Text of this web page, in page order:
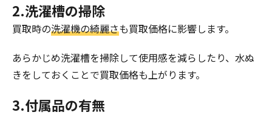
2.洗濯槽の掃除
買取時の洗濯機の綺麗さも買取価格に影響します。
あらかじめ洗濯槽を掃除して使用感を減らしたり、水ぬ
きをしておくことで買取価格も上がります。
3.付属品の有無